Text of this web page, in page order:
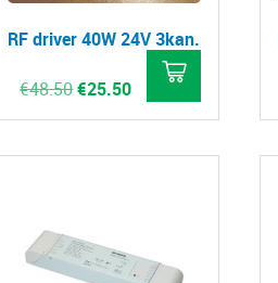
RF driver 40W 24V 3kan.
€48.50Oorspronkelijke
was:
€25.50Huidige
prijs
is: